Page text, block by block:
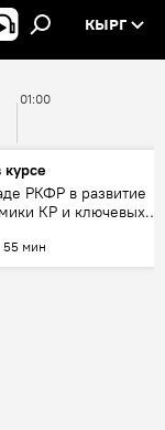
КЫРГ
01:00
курсе
РКФР в развитие
КР и ключевых
55 мин